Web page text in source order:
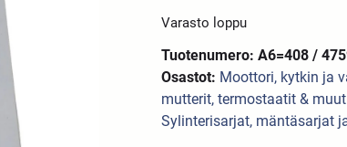
Varasto loppu
Tuotenumero: A6=408 /
Osastot: Moottori, kytkin ja
mutterit, termostaatit &
Sylinterisarjat, mäntäsarjat